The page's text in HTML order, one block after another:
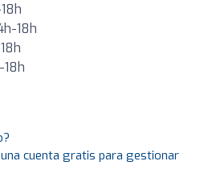
18h
18h
cuenta gratis para gestionar